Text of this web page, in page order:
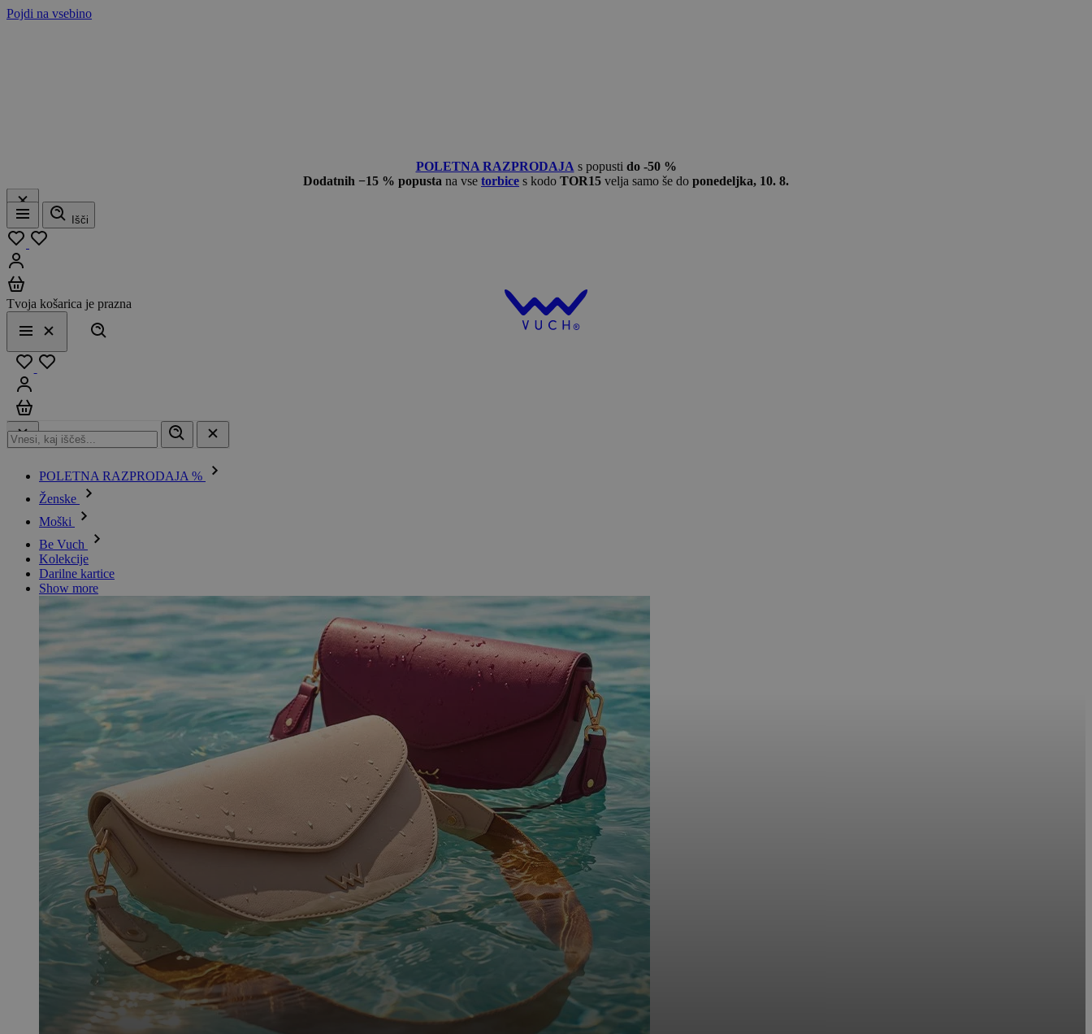
Pojdi na vsebino
POLETNA RAZPRODAJA s popusti do -50 %
Dodatnih −15 % popusta na vse torbice s kodo TOR15 velja samo še do ponedeljka, 10. 8.
Meni
Išči
Tvoja košarica je prazna
Meni
Zapri
POLETNA RAZPRODAJA %
Ženske
Moški
Be Vuch
Kolekcije
Darilne kartice
Show more